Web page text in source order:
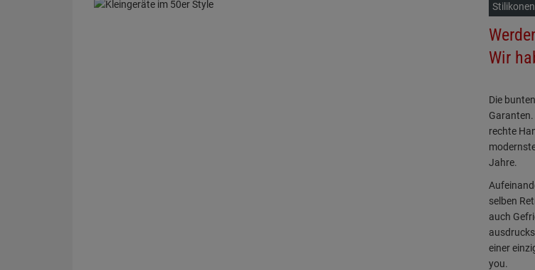
Wir
Die
rechte
Jahre.
selben
auch
einer
you.